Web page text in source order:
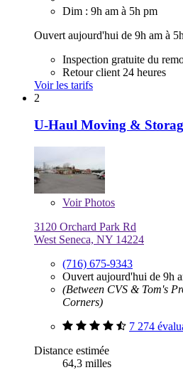
Dim : 9h am à 5h pm
Ouvert aujourd'hui de 9h am à
Inspection gratuite du
Retour client 24 heures
Voir les tarifs
2
U-Haul Moving &
VoirPhotos
3120 Orchard Park Rd
West Seneca, NY 14224
(716) 675-9343
Ouvert aujourd'hui de 9h
(Between CVS & Tom's
Corners)
7 274
Distance estimée
64,3 milles